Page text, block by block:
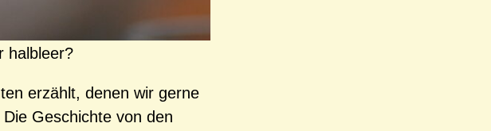
halbleer?
erzählt, denen wir gerne
Geschichte von den